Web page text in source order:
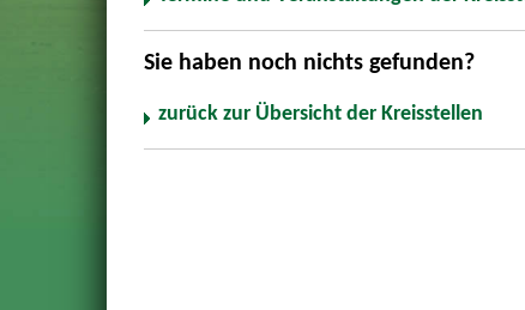
Sie haben noch nichts gefunden?
zurück zur Übersicht der Kreisstellen